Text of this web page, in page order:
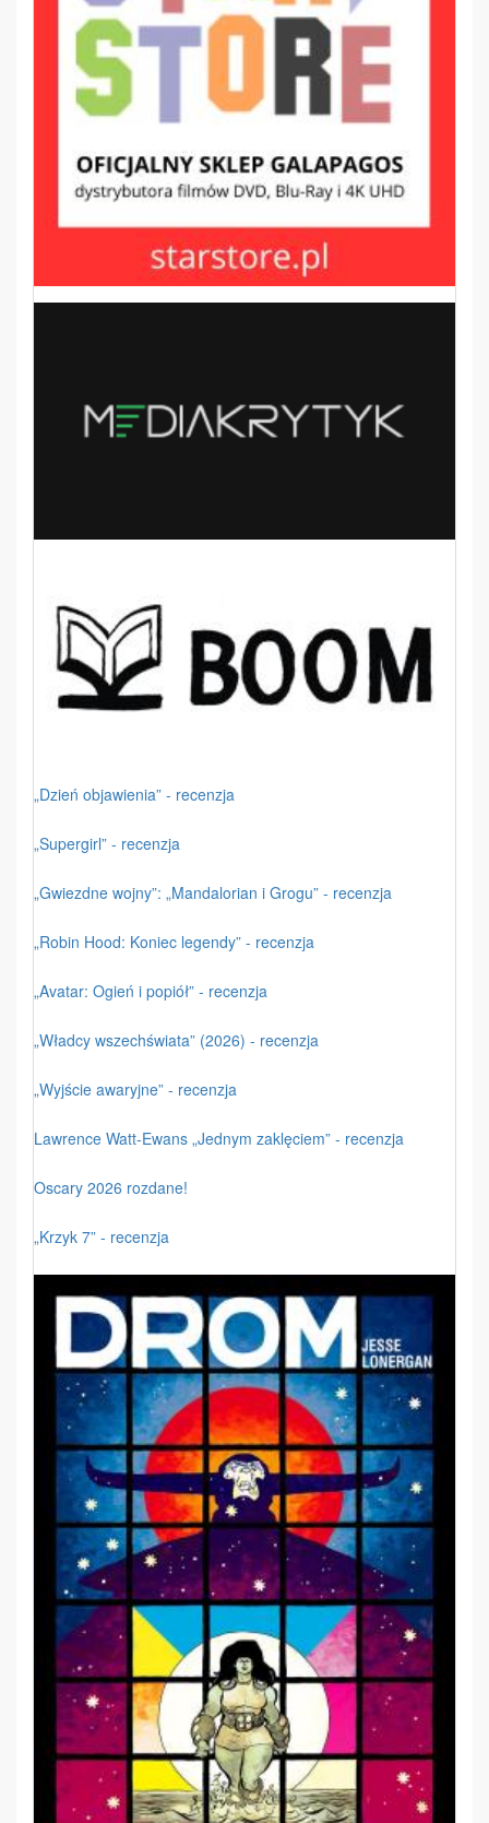
„Dzień objawienia” - recenzja
„Supergirl” - recenzja
„Gwiezdne wojny”: „Mandalorian i Grogu” - recenzja
„Robin Hood: Koniec legendy” - recenzja
„Avatar: Ogień i popiół” - recenzja
„Władcy wszechświata” (2026) - recenzja
„Wyjście awaryjne” - recenzja
Lawrence Watt-Ewans „Jednym zaklęciem” - recenzja
Oscary 2026 rozdane!
„Krzyk 7” - recenzja